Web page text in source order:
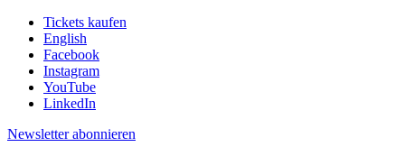
Tickets kaufen
English
Facebook
Instagram
YouTube
LinkedIn
Newsletter abonnieren